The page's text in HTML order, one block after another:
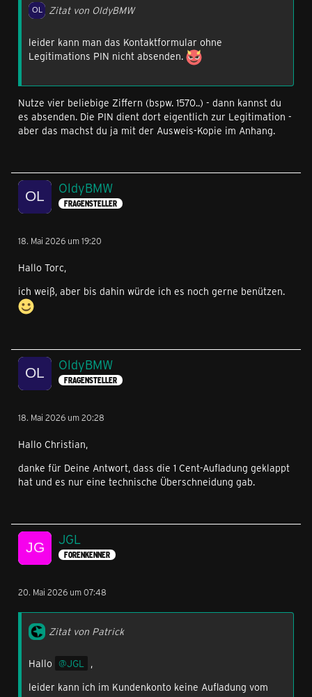
Zitat von OldyBMW
leider kann man das Kontaktformular ohne
Legitimations PIN nicht absenden.
Nutze vier beliebige Ziffern (bspw. 1570..) - dann kannst du
es absenden. Die PIN dient dort eigentlich zur Legitimation -
aber das machst du ja mit der Ausweis-Kopie im Anhang.
OldyBMW
FRAGENSTELLER
18. Mai 2026 um 19:20
Hallo Torc,
ich weiß, aber bis dahin würde ich es noch gerne benützen.
OldyBMW
FRAGENSTELLER
18. Mai 2026 um 20:28
Hallo Christian,
danke für Deine Antwort, dass die 1 Cent-Aufladung geklappt
hat und es nur eine technische Überschneidung gab.
JGL
FORENKENNER
20. Mai 2026 um 07:48
Zitat von Patrick
Hallo JGL ,
leider kann ich im Kundenkonto keine Aufladung vom